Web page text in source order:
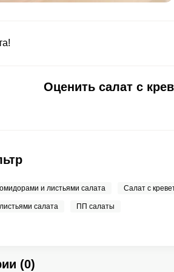
10 мкг
Оценить салат с
и листьями салата Салат с
салата ПП салаты
(0)